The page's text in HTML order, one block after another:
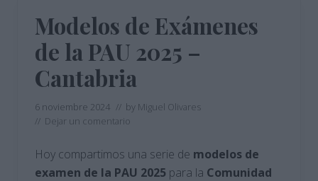
educación
Modelos de Exámenes
de la PAU 2025 –
Cantabria
6 noviembre 2024 // by Miguel Olivares
// Dejar un comentario
Hoy compartimos una serie de modelos de
examen de la PAU 2025 para la Comunidad